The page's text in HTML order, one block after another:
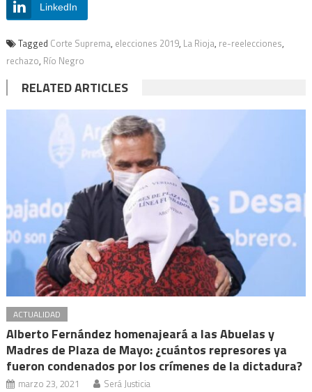
LinkedIn
Tagged Corte Suprema, elecciones 2019, La Rioja, re-reelecciones,
rechazo, Río Negro
RELATED ARTICLES
ACTUALIDAD
Alberto Fernández homenajeará a las Abuelas y
Madres de Plaza de Mayo: ¿cuántos represores ya
fueron condenados por los crímenes de la dictadura?
marzo 23, 2021 Será Justicia